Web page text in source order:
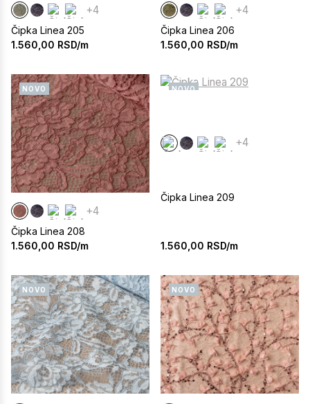
+4
Čipka Linea 205
1.560,00 RSD/m
+4
Čipka Linea 206
1.560,00 RSD/m
NOVO
+4
Čipka Linea 208
1.560,00 RSD/m
NOVO
+4
Čipka Linea 209
1.560,00 RSD/m
NOVO NOVO